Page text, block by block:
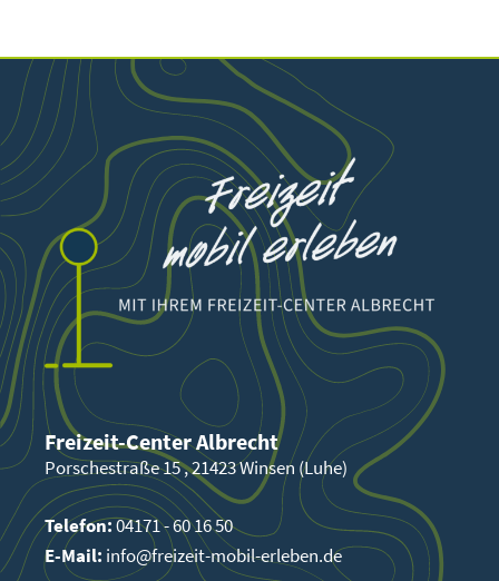
Freizeit-Center Albrecht
Porschestraße 15 , 21423 Winsen (Luhe)
Telefon:04171 - 60 16 50
E-Mail: info@freizeit-mobil-erleben.de